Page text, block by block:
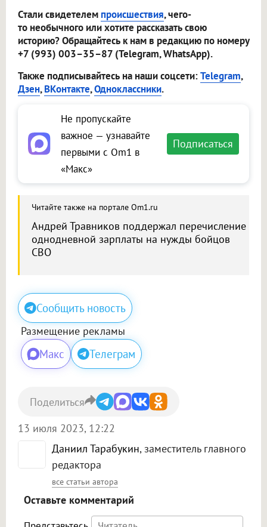
Стали свидетелем происшествия, чего-
то необычного или хотите рассказать свою
историю? Обращайтесь к нам в редакцию по номеру
+7 (993) 003–35–87 (Telegram, WhatsApp).
Также подписывайтесь на наши соцсети:Telegram,
Дзен,ВКонтакте,Одноклассники.
Не пропускайте
важное — узнавайте
первыми с Om1 в
«Макс»
Подписаться
Читайте также на портале Om1.ru
Андрей Травников поддержал перечисление
однодневной зарплаты на нужды бойцов
СВО
Сообщить новость
Размещение рекламы
Макс Телеграм
Даниил Тарабукин, заместитель главного
редактора
все статьи автора
13 июля 2023, 12:22
Поделиться
Оставьте комментарий